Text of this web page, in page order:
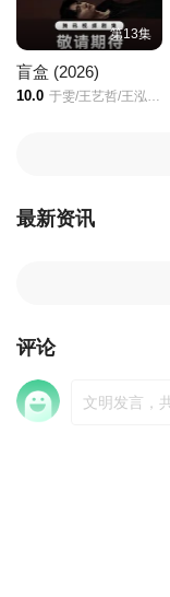
第13集
盲盒 (2026)
10.0 于雯/王艺哲/王泓鑫/卜冠今/
最新资讯
评论